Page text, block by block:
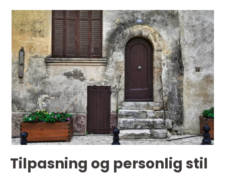
Tilpasning og personlig stil